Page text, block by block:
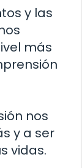
y las
más
nos
y a ser
vidas.